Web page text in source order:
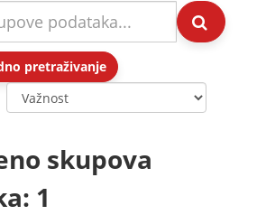
pretraživanje
skupova
1